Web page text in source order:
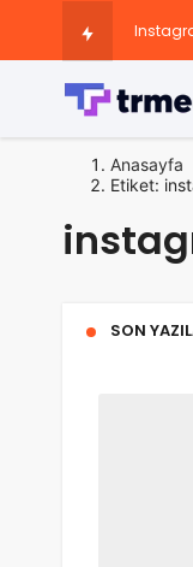
TikTok
Anasayfa
Etiket:
SON